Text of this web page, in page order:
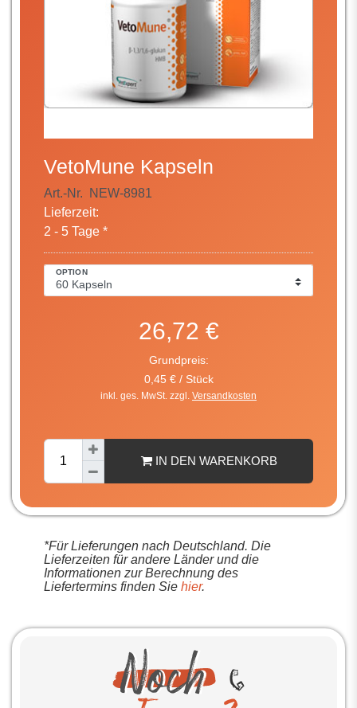
VetoMune Kapseln
Art.-Nr.
NEW-8981
Lieferzeit:
2 - 5 Tage *
OPTION
26,72 €
Grundpreis:
0,45 € / Stück
inkl. ges. MwSt. zzgl. Versandkosten
IN DEN WARENKORB
*Für Lieferungen nach Deutschland. Die
Lieferzeiten für andere Länder und die
Informationen zur Berechnung des
Liefertermins finden Sie hier.